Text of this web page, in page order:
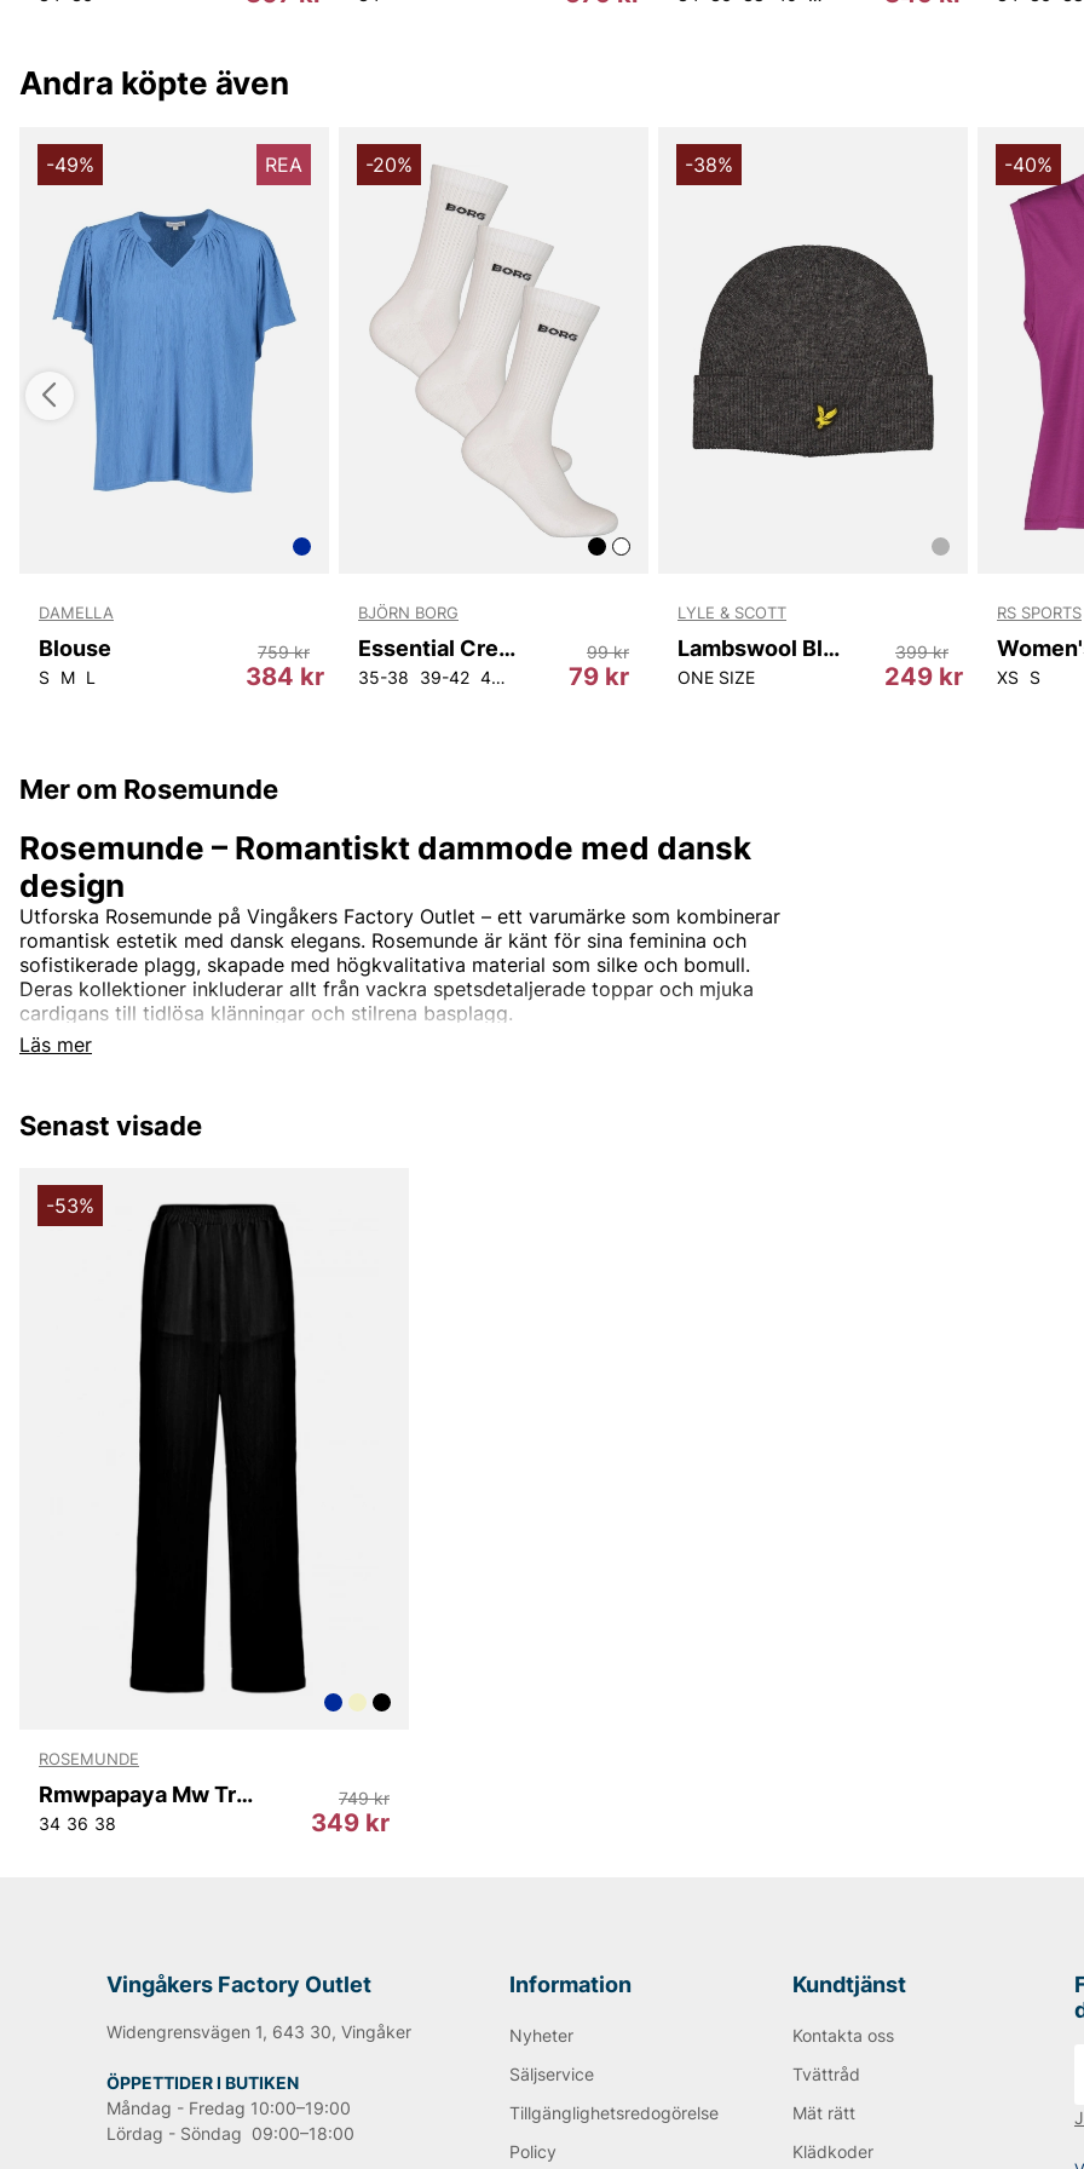
Andra köpte även
-49% REA
DAMELLA
Blouse
S M L 384 kr
759 kr
-20%
BJÖRN BORG
Essential Crew Sock
35-38 39-42 43-46 79 kr
99 kr
-38%
LYLE & SCOTT
Lambswool Blend Ribbed Beanie
ONE SIZE 249 kr
399 kr
-40%
RS SPORTS
XS S
Mer om Rosemunde
Läs mer
Rosemunde – Romantiskt dammode med dansk
design
Utforska Rosemunde på Vingåkers Factory Outlet – ett varumärke som kombinerar
romantisk estetik med dansk elegans. Rosemunde är känt för sina feminina och
sofistikerade plagg, skapade med högkvalitativa material som silke och bomull.
Deras kollektioner inkluderar allt från vackra spetsdetaljerade toppar och mjuka
cardigans till tidlösa klänningar och stilrena basplagg.
Rosemundes design är tidlös och passar perfekt för kvinnor som söker en balans
På Vingåkers Factory Outlet hittar du ett noga utvalt sortiment av Rosemunde till
fantastiska outletpriser. Låt dig inspireras av dansk design och uppdatera din
garderob med feminina plagg som aldrig går ur tiden.
Senast visade
-53%
ROSEMUNDE
Rmwpapaya Mw Trousers
34 36 38 349 kr
749 kr
Vingåkers Factory Outlet
Widengrensvägen 1, 643 30, Vingåker
ÖPPETTIDER I BUTIKEN
Måndag - Fredag 10:00–19:00
Lördag - Söndag 09:00–18:00
Information
Nyheter
Säljservice
Tillgänglighetsredogörelse
Policy
Kundtjänst
Kontakta oss
Tvättråd
Mät rätt
Klädkoder